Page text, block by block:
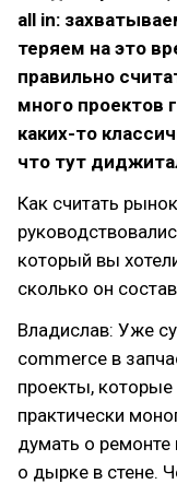
all in:
теряем на это
правильно
много проектов
каких-то
что тут
Как считать
который вы
сколько он
Владислав: Уже
commerce в
проекты,
практически
думать о ремонте
о дырке в стене.